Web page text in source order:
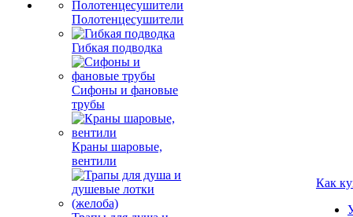
Полотенцесушители
Гибкая подводка
Сифоны и фановые
трубы
Краны шаровые,
вентили
Как